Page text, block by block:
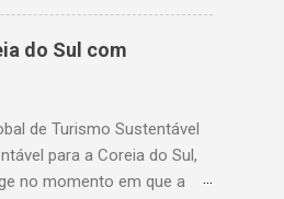
a uma queda significativa
entanto, essa queda foi
e no Extremo Oriente
também cresceu ao
do Sul com
de Turismo Sustentável
para a Coreia do Sul,
no momento em que a